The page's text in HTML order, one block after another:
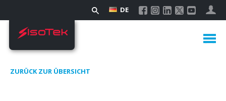
DE
ZURÜCK ZUR ÜBERSICHT